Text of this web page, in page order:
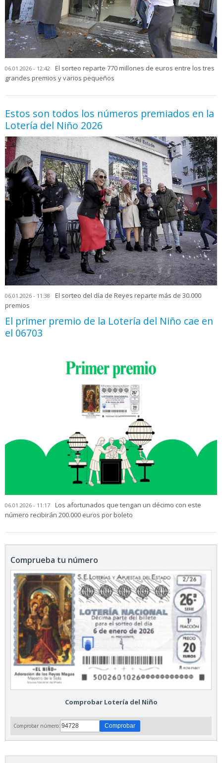
06.01.2026 - 12:42
El sorteo reparte 770 millones de euros entre los tres
grandes premios y varios pequeños
Estos son todos los números premiados en la
Lotería del Niño 2026
06.01.2026 - 11:38
El sorteo del día de Reyes reparte más de 30.000
premios
El primer premio de la Lotería del Niño cae en
el 06703
06.01.2026 - 11:17
Los afortunados que tengan un décimo con este
número recibirán 200.000 euros por boleto
Comprueba tu número
Comprobar Lotería del Niño
Comprobar número: